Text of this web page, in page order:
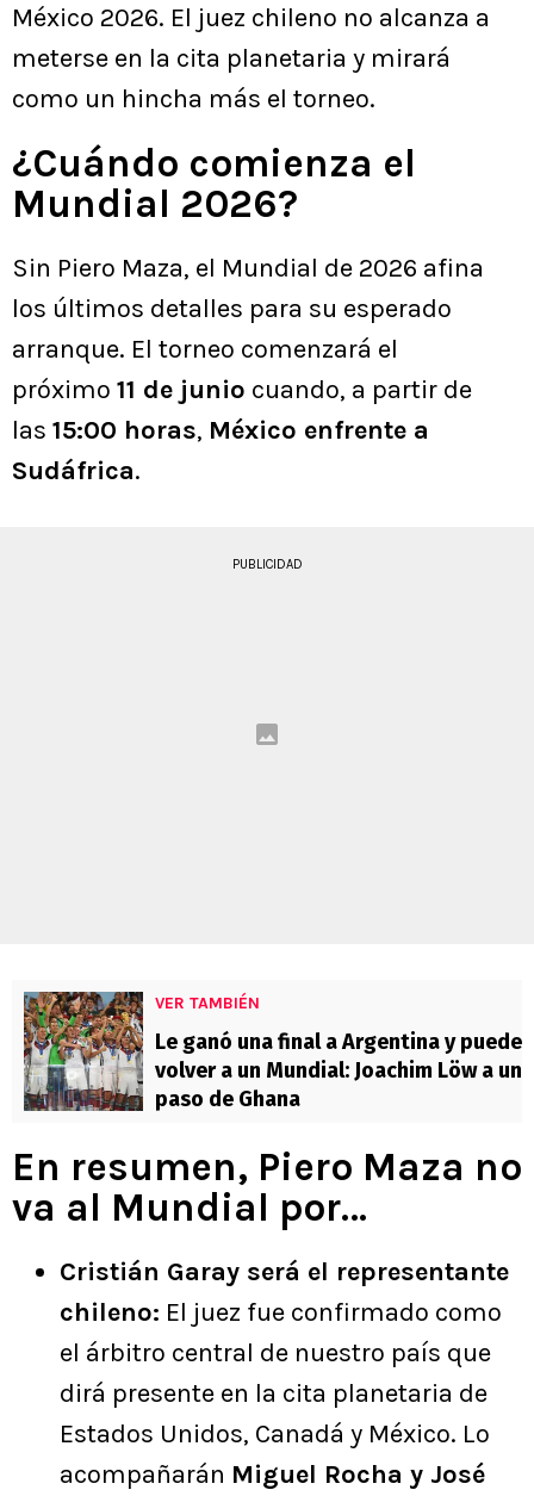
México 2026. El juez chileno no alcanza a
meterse en la cita planetaria y mirará
como un hincha más el torneo.
¿Cuándo comienza el
Mundial 2026?
Sin Piero Maza, el Mundial de 2026 afina
los últimos detalles para su esperado
arranque. El torneo comenzará el
próximo 11 de junio cuando, a partir de
las 15:00 horas, México enfrente a
Sudáfrica.
PUBLICIDAD
VER TAMBIÉN
Le ganó una final a Argentina y puede
volver a un Mundial: Joachim Löw a un
paso de Ghana
En resumen, Piero Maza no
va al Mundial por…
Cristián Garay será el representante
chileno: El juez fue confirmado como
el árbitro central de nuestro país que
dirá presente en la cita planetaria de
Estados Unidos, Canadá y México. Lo
acompañarán Miguel Rocha y José